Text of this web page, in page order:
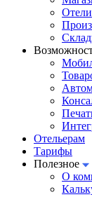
Отели
Отельерам
Тарифы
Полезное
О